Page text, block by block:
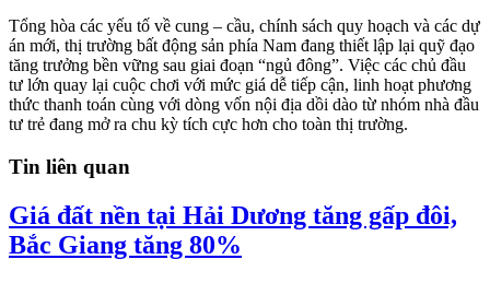
Tổng hòa các yếu tố về cung – cầu, chính sách quy hoạch và các dự
án mới, thị trường bất động sản phía Nam đang thiết lập lại quỹ đạo
tăng trưởng bền vững sau giai đoạn “ngủ đông”. Việc các chủ đầu
tư lớn quay lại cuộc chơi với mức giá dễ tiếp cận, linh hoạt phương
thức thanh toán cùng với dòng vốn nội địa dồi dào từ nhóm nhà đầu
tư trẻ đang mở ra chu kỳ tích cực hơn cho toàn thị trường.
Tin liên quan
Giá đất nền tại Hải Dương tăng gấp đôi,
Bắc Giang tăng 80%